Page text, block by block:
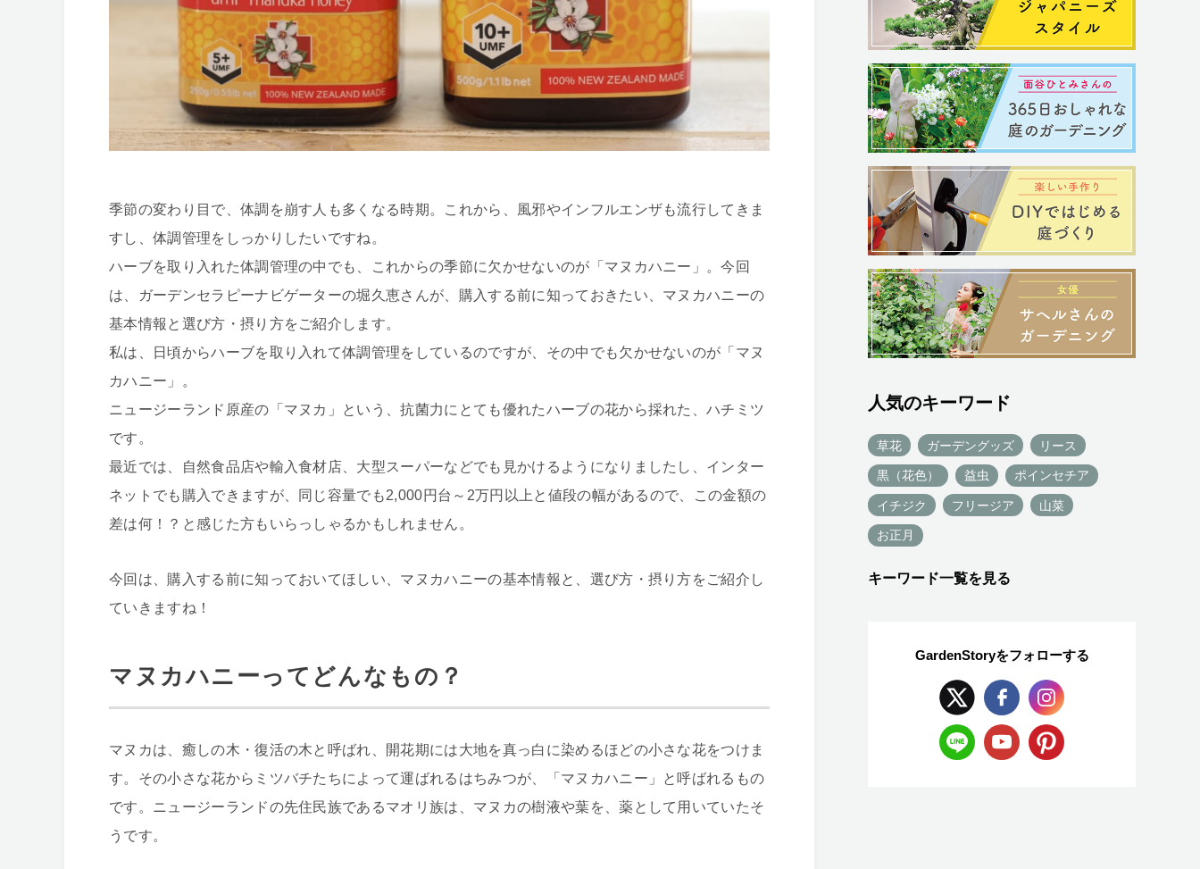
季節の変わり目で、体調を崩す人も多くなる時期。これから、風邪やインフルエンザも流行してきま
すし、体調管理をしっかりしたいですね。
ハーブを取り入れた体調管理の中でも、これからの季節に欠かせないのが「マヌカハニー」。今回
は、ガーデンセラピーナビゲーターの堀久恵さんが、購入する前に知っておきたい、マヌカハニーの
基本情報と選び方・摂り方をご紹介します。
私は、日頃からハーブを取り入れて体調管理をしているのですが、その中でも欠かせないのが「マヌ
カハニー」。
ニュージーランド原産の「マヌカ」という、抗菌力にとても優れたハーブの花から採れた、ハチミツ
です。
最近では、自然食品店や輸入食材店、大型スーパーなどでも見かけるようになりましたし、インター
ネットでも購入できますが、同じ容量でも2,000円台～2万円以上と値段の幅があるので、この金額の
差は何！？と感じた方もいらっしゃるかもしれません。
今回は、購入する前に知っておいてほしい、マヌカハニーの基本情報と、選び方・摂り方をご紹介し
ていきますね！
マヌカハニーってどんなもの？
マヌカは、癒しの木・復活の木と呼ばれ、開花期には大地を真っ白に染めるほどの小さな花をつけま
す。その小さな花からミツバチたちによって運ばれるはちみつが、「マヌカハニー」と呼ばれるもの
です。ニュージーランドの先住民族であるマオリ族は、マヌカの樹液や葉を、薬として用いていたそ
うです。
人気のキーワード
草花 ガーデングッズ リース
黒（花色） 益虫 ポインセチア
イチジク フリージア 山菜
お正月
キーワード一覧を見る
GardenStoryをフォローする